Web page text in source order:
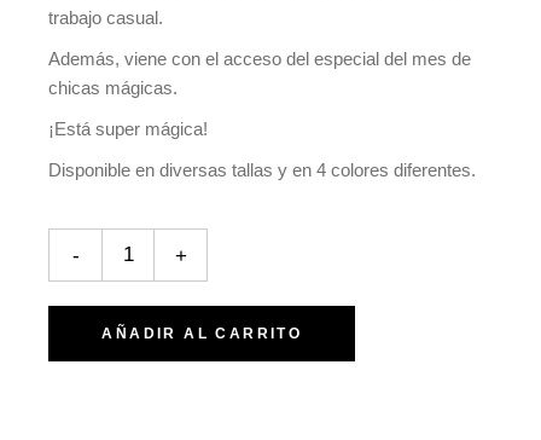
trabajo casual.
Además, viene con el acceso del especial del mes de
chicas mágicas.
¡Está super mágica!
Disponible en diversas tallas y en 4 colores diferentes.
Playera It's an aquarius thing quantity
- +
AÑADIR AL CARRITO